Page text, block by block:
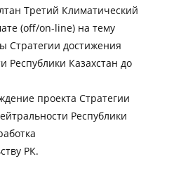
Третий Климатический
(off/on-line) на тему
Стратегии достижения
Республики Казахстан до
проекта Стратегии
Республики
РК.